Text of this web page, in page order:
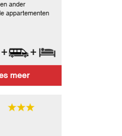
ander
appartementen
+ +
meer